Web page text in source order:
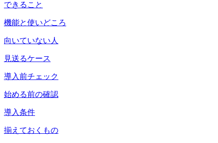
できること
機能と使いどころ
向いていない人
見送るケース
導入前チェック
始める前の確認
導入条件
揃えておくもの